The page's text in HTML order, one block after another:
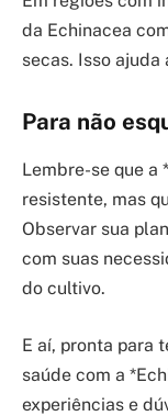
da Echinacea
secas. Isso
Para não
Lembre-se que a
resistente, mas
Observar sua
com suas
do cultivo.
E aí, pronta para
saúde com a
experiências e